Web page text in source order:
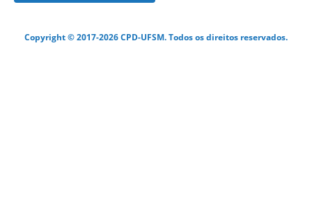
Copyright © 2017-2026 CPD-UFSM. Todos os direitos reservados.